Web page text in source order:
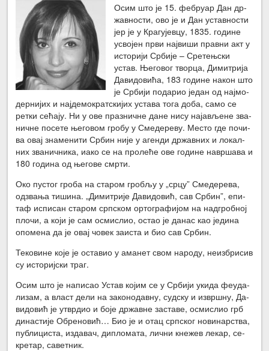
Осим што је 15. фе­бру­ар Дан др­
жав­но­сти, ово је и Дан устав­но­сти
јер је у Кра­гу­јев­цу, 1835. го­ди­не
усво­јен пр­ви нај­ви­ши прав­ни акт у
исто­ри­ји Ср­би­је – Сре­тењ­ски
устав. Ње­го­вог твор­ца, Ди­ми­три­ја
Да­ви­до­ви­ћа, 183 го­ди­не на­кон што
је Ср­би­ји по­да­рио је­дан од нај­мо­
дер­ни­јих и нај­де­мо­крат­ски­јих уста­ва то­га до­ба, са­мо се
рет­ки се­ћа­ју. Ни у ове пра­знич­не да­не ни­су на­ја­вље­не зва­
нич­не по­се­те ње­го­вом гро­бу у Сме­де­ре­ву. Ме­сто где по­чи­
ва овај зна­ме­ни­ти Ср­бин ни­је у аген­ди др­жав­них и ло­кал­
них зва­нич­ни­ка, иако се на про­ле­ће ове го­ди­не на­вр­ша­ва и
180 го­ди­на од ње­го­ве смр­ти.
Око пу­стог гро­ба на ста­ром гро­бљу у „ср­цу” Сме­де­ре­ва,
од­зва­ња ти­ши­на. „Ди­ми­три­је Да­ви­до­вић, сав Ср­бин”, епи­
таф ис­пи­сан ста­ром срп­ском ор­то­гра­фи­јом на над­гроб­ној
пло­чи, а ко­ји је сам осми­слио, остао је да­нас као је­ди­на
опо­ме­на да је овај чо­век за­и­ста и био сав Ср­бин.
Те­ко­ви­не ко­је је оста­вио у ама­нет свом на­ро­ду, не­из­бри­сив
су исто­риј­ски траг.
Осим што је на­пи­сао Устав ко­јим се у Ср­би­ји уки­да фе­у­да­
ли­зам, а власт де­ли на за­ко­но­дав­ну, суд­ску и из­вр­шну, Да­
ви­до­вић је утвр­дио и бо­је др­жав­не за­ста­ве, осми­слио грб
ди­на­сти­је Обре­но­вић… Био је и отац срп­ског но­ви­нар­ства,
пу­бли­ци­ста, из­да­вач, ди­пло­ма­та, лич­ни кне­жев ле­кар, се­
кре­тар, са­вет­ник.